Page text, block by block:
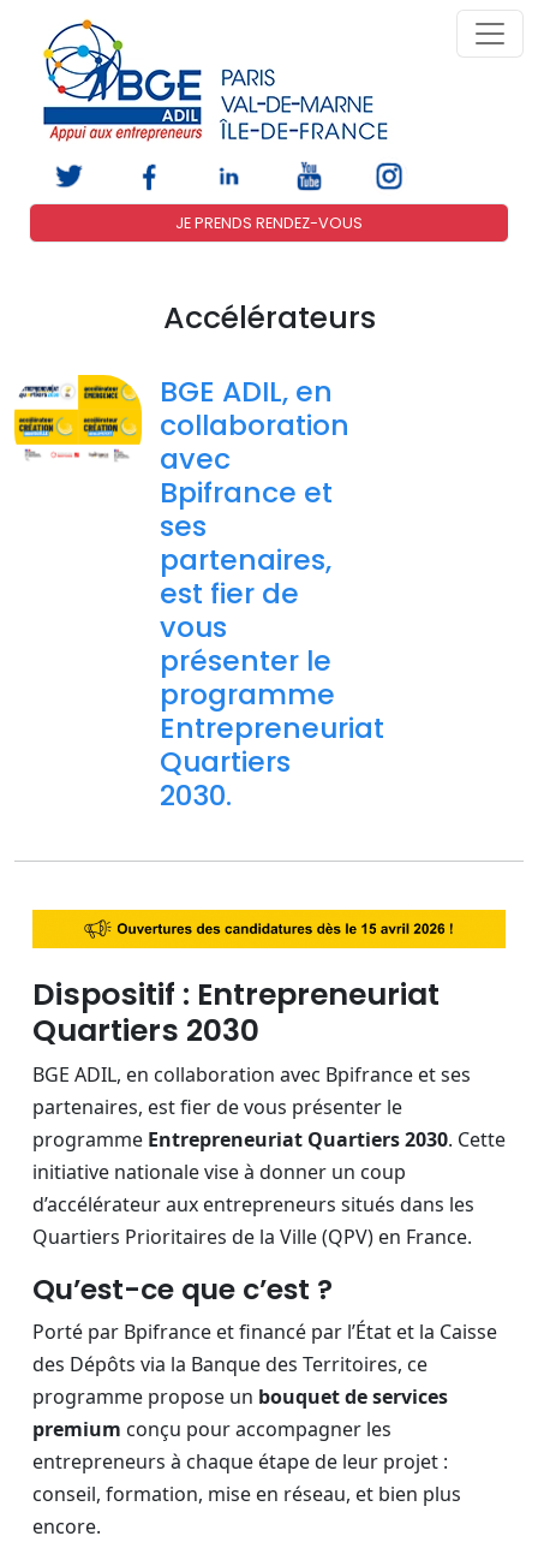
JE PRENDS RENDEZ-VOUS
Accélérateurs
BGE ADIL, en
collaboration
avec
Bpifrance et
ses
partenaires,
est fier de
vous
présenter le
programme
Entrepreneuriat
Quartiers
2030.
Dispositif : Entrepreneuriat
Quartiers 2030
BGE ADIL, en collaboration avec Bpifrance et ses
partenaires, est fier de vous présenter le
programme Entrepreneuriat Quartiers 2030. Cette
initiative nationale vise à donner un coup
d’accélérateur aux entrepreneurs situés dans les
Quartiers Prioritaires de la Ville (QPV) en France.
Qu’est-ce que c’est ?
Porté par Bpifrance et financé par l’État et la Caisse
des Dépôts via la Banque des Territoires, ce
programme propose un bouquet de services
premium conçu pour accompagner les
entrepreneurs à chaque étape de leur projet :
conseil, formation, mise en réseau, et bien plus
encore.